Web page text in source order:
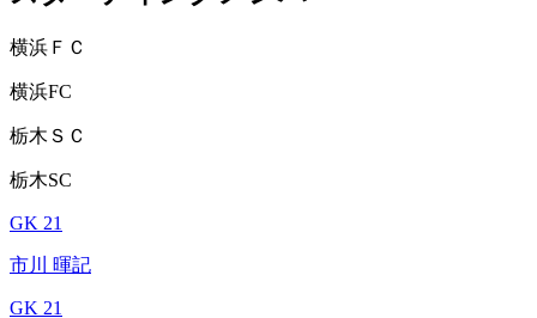
横浜ＦＣ
横浜FC
栃木ＳＣ
栃木SC
GK 21
市川 暉記
GK 21